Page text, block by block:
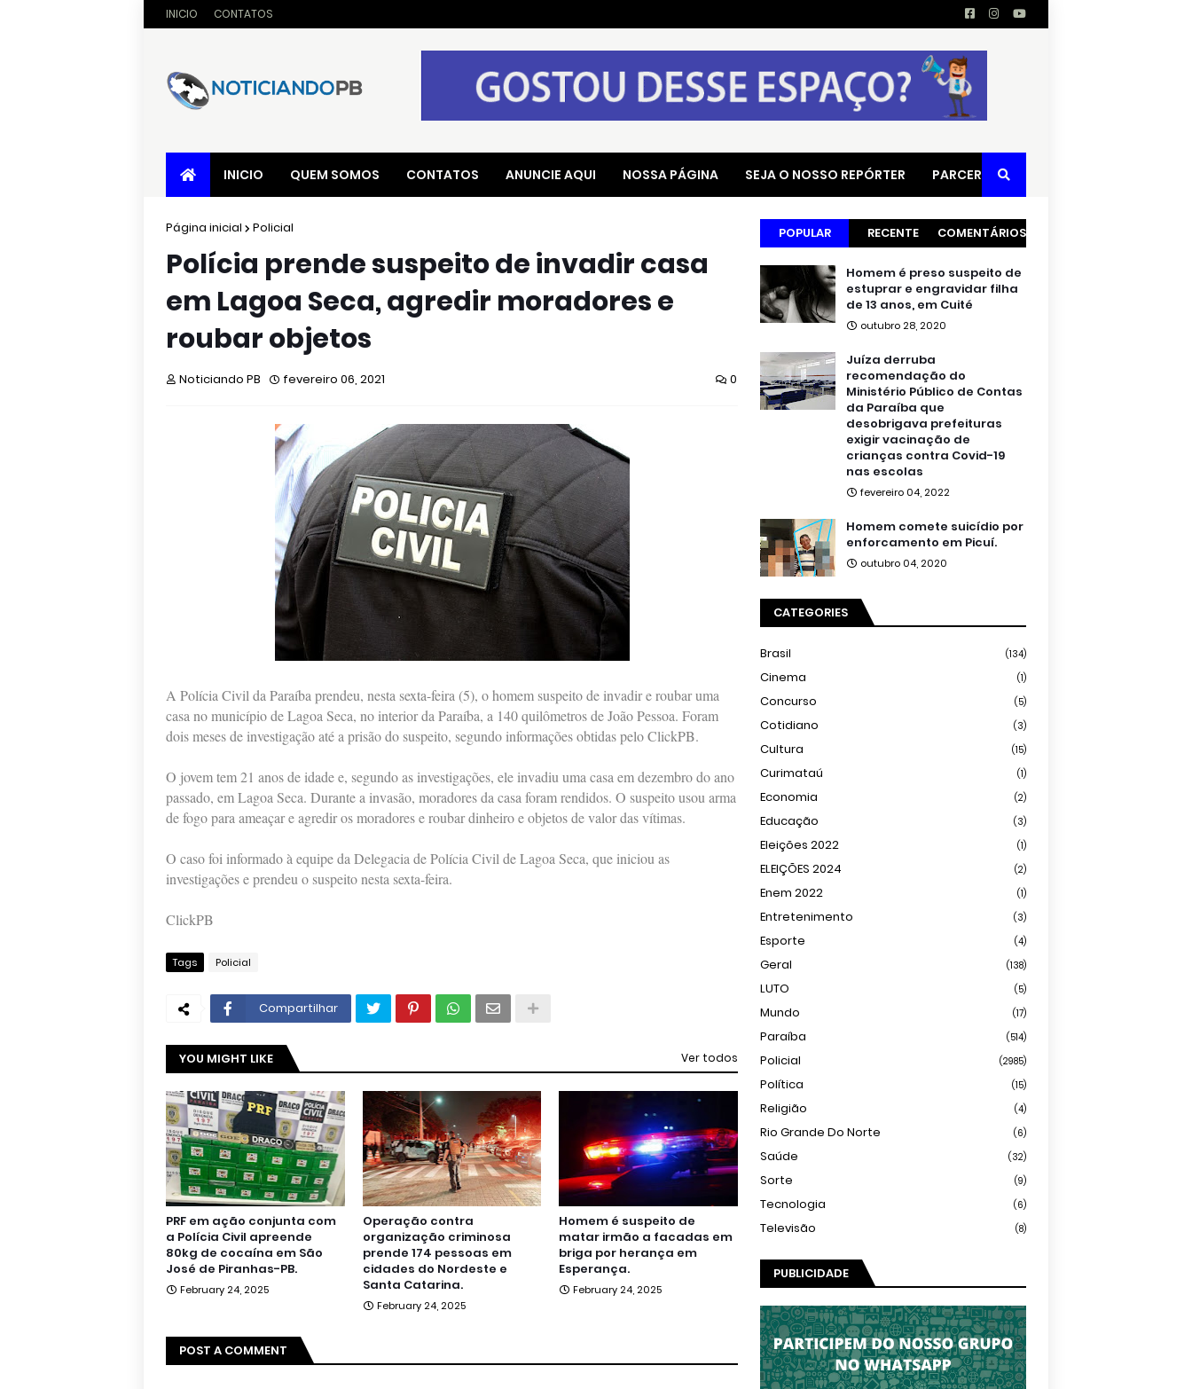
INICIO CONTATOS
INICIO QUEM SOMOS CONTATOS ANUNCIE AQUI NOSSA PÁGINA SEJA O NOSSO REPÓRTER PARCERIAS
Página inicial Policial
Polícia prende suspeito de invadir casa
em Lagoa Seca, agredir moradores e
roubar objetos
Noticiando PB fevereiro 06, 2021 0
A Polícia Civil da Paraíba prendeu, nesta sexta-feira (5), o homem suspeito de invadir e roubar uma
casa no município de Lagoa Seca, no interior da Paraíba, a 140 quilômetros de João Pessoa. Foram
dois meses de investigação até a prisão do suspeito, segundo informações obtidas pelo ClickPB.
O jovem tem 21 anos de idade e, segundo as investigações, ele invadiu uma casa em dezembro do ano
passado, em Lagoa Seca. Durante a invasão, moradores da casa foram rendidos. O suspeito usou arma
de fogo para ameaçar e agredir os moradores e roubar dinheiro e objetos de valor das vítimas.
O caso foi informado à equipe da Delegacia de Polícia Civil de Lagoa Seca, que iniciou as
investigações e prendeu o suspeito nesta sexta-feira.
ClickPB
Tags Policial
Compartilhar
YOU MIGHT LIKE Ver todos
PRF em ação conjunta com
a Polícia Civil apreende
80kg de cocaína em São
José de Piranhas-PB.
February 24, 2025
Operação contra
organização criminosa
prende 174 pessoas em
cidades do Nordeste e
Santa Catarina.
February 24, 2025
Homem é suspeito de
matar irmão a facadas em
briga por herança em
Esperança.
February 24, 2025
POST A COMMENT
POPULAR RECENTE COMENTÁRIOS
Homem é preso suspeito de
estuprar e engravidar filha
de 13 anos, em Cuité
outubro 28, 2020
Juíza derruba
recomendação do
Ministério Público de Contas
da Paraíba que
desobrigava prefeituras
exigir vacinação de
crianças contra Covid-19
nas escolas
fevereiro 04, 2022
Homem comete suicídio por
enforcamento em Picuí.
outubro 04, 2020
CATEGORIES
Brasil (134)
Cinema (1)
Concurso (5)
Cotidiano (3)
Cultura (15)
Curimataú (1)
Economia (2)
Educação (3)
Eleições 2022 (1)
ELEIÇÕES 2024 (2)
Enem 2022 (1)
Entretenimento (3)
Esporte (4)
Geral (138)
LUTO (5)
Mundo (17)
Paraíba (514)
Policial (2985)
Política (15)
Religião (4)
Rio Grande Do Norte (6)
Saúde (32)
Sorte (9)
Tecnologia (6)
Televisão (8)
PUBLICIDADE